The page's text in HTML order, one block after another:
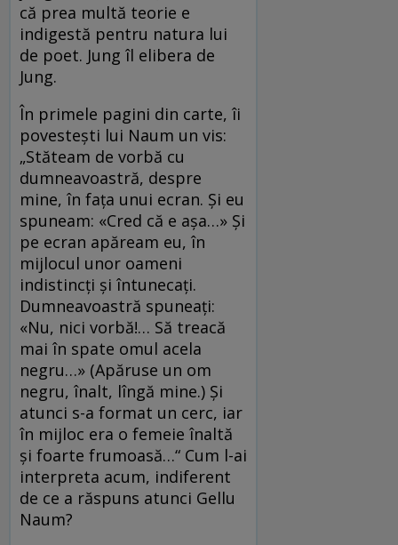
că prea multă teorie e
indigestă pentru natura lui
de poet. Jung îl elibera de
Jung.
În primele pagini din carte, îi
povestești lui Naum un vis:
„Stăteam de vorbă cu
dumneavoastră, despre
mine, în faţa unui ecran. Şi eu
spuneam: «Cred că e aşa…» Şi
pe ecran apăream eu, în
mijlocul unor oameni
indistincţi şi întunecaţi.
Dumneavoastră spuneaţi:
«Nu, nici vorbă!… Să treacă
mai în spate omul acela
negru…» (Apăruse un om
negru, înalt, lîngă mine.) Şi
atunci s-a format un cerc, iar
în mijloc era o femeie înaltă
şi foarte frumoasă…“ Cum l-ai
interpreta acum, indiferent
de ce a răspuns atunci Gellu
Naum?